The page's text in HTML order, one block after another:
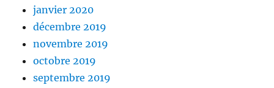
janvier 2020
décembre 2019
novembre 2019
octobre 2019
septembre 2019